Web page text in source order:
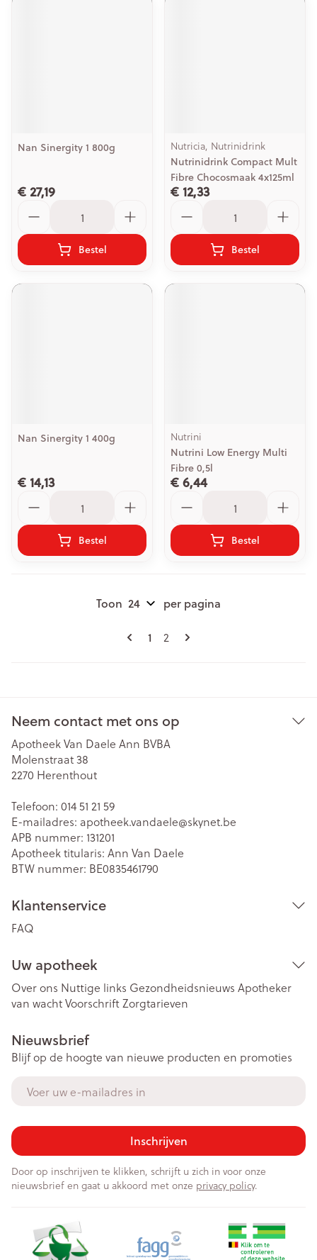
Nan Sinergity 1 800g
€ 27,19
Bestel
Nutricia, Nutrinidrink
Nutrinidrink Compact Mult
Fibre Chocosmaak 4x125ml
€ 12,33
Bestel
Nan Sinergity 1 400g
€ 14,13
Bestel
Nutrini
Nutrini Low Energy Multi
Fibre 0,5l
€ 6,44
Bestel
Pagina's
U lees momenteel pagina
1 Pagina
2
Toon per pagina
Neem contact met ons op
Apotheek Van Daele Ann BVBA
Molenstraat 38
2270 Herenthout
Telefoon: 014 51 21 59
E-mailadres: apotheek.vandaele@skynet.be
APB nummer: 131201
Apotheek titularis: Ann Van Daele
BTW nummer: BE0835461790
Klantenservice
FAQ
Uw apotheek
Over ons Nuttige links Gezondheidsnieuws Apotheker
van wachtVoorschriftZorgtarieven
Nieuwsbrief
Blijf op de hoogte van nieuwe producten en promoties
Inschrijven
Door op inschrijven te klikken, schrijft u zich in voor onze
nieuwsbrief en gaat u akkoord met onze privacy policy.